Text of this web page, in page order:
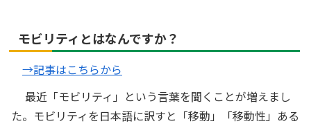
モビリティとはなんですか？
→記事はこちらから
最近「モビリティ」という言葉を聞くことが増えまし
た。モビリティを日本語に訳すと「移動」「移動性」ある